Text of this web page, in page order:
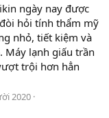
ngày nay được
hỏi tính thẩm mỹ
nhỏ, tiết kiệm và
Máy lạnh giấu trần
trội hơn hẳn
2020